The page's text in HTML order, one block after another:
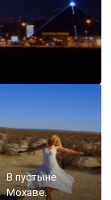
В пустыне
Мохаве.